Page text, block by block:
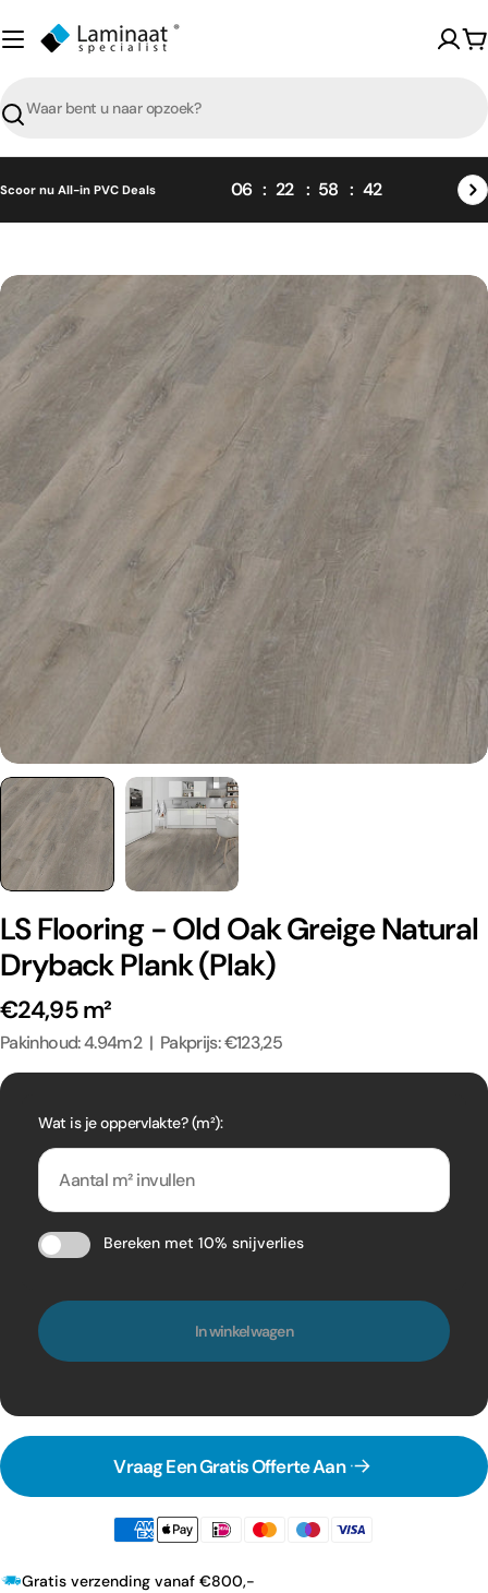
naar
content
Zoeken
Scoor nu All-in PVC Deals 06 22 58 41
Skip
naar
product
informatie
LS Flooring - Old Oak Greige Natural
Dryback Plank (Plak)
€24,95 m²
Pakinhoud: 4.94m2 | Pakprijs: €123,25
Wat is je oppervlakte? (m²):
Bereken met 10% snijverlies
In winkelwagen
Vraag Een Gratis Offerte Aan
Gratis verzending vanaf €800,-